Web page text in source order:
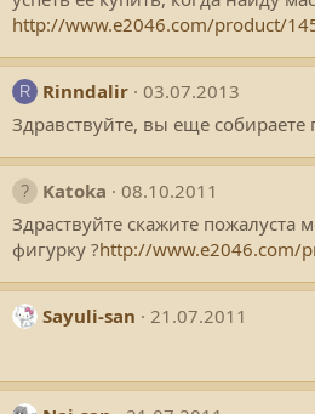
http://www.e2046.com/product/
R Rinndalir 03.07.2013
Здравствуйте, вы еще собираете
Katoka
08.10.2011
Здраствуйте скажите пожалуста
фигурку ?http://www.e2046.com/
Sayuli-san 21.07.2011